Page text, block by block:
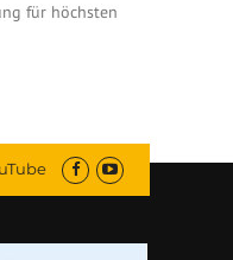
für höchsten